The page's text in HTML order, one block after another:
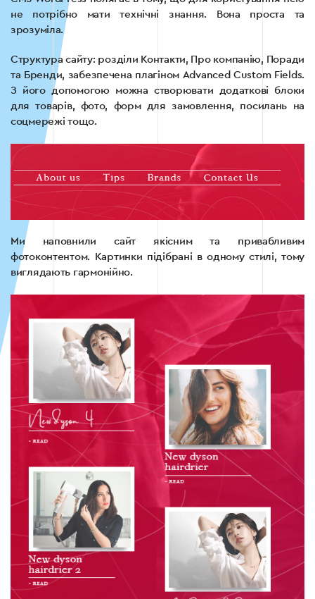
не потрібно мати технічні знання. Вона проста та
зрозуміла.
Структура сайту: розділи Контакти, Про компанію, Поради
та Бренди, забезпечена плагіном Advanced Custom Fields.
З його допомогою можна створювати додаткові блоки
для товарів, фото, форм для замовлення, посилань на
соцмережі тощо.
Ми наповнили сайт якісним та привабливим
фотоконтентом. Картинки підібрані в одному стилі, тому
виглядають гармонійно.